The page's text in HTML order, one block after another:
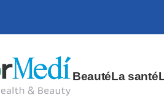
BeautéLa santé